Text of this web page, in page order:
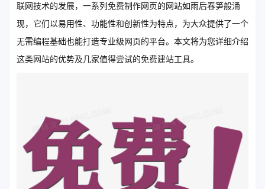
联网技术的发展，一系列免费制作网页的网站如雨后春笋般涌
现，它们以易用性、功能性和创新性为特点，为大众提供了一个
无需编程基础也能打造专业级网页的平台。本文将为您详细介绍
这类网站的优势及几家值得尝试的免费建站工具。